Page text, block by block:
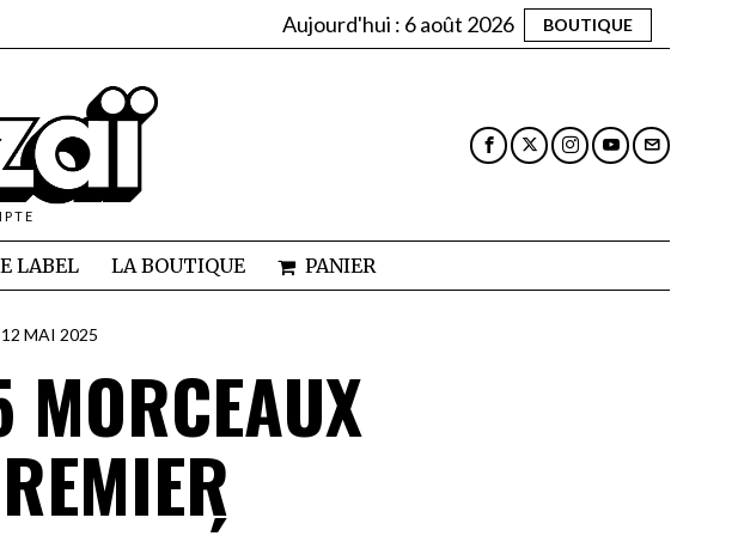
Aujourd'hui : 6 août 2026 BOUTIQUE
LABEL LA BOUTIQUE PANIER
12 MAI 2025
MORCEAUX